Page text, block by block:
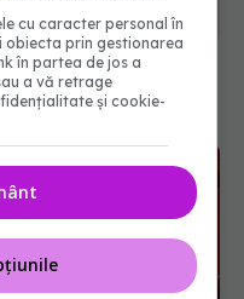
la viață în urma
cu caracter personal în
obiecta prin gestionarea
în partea de jos a
a vă retrage
și cookie-